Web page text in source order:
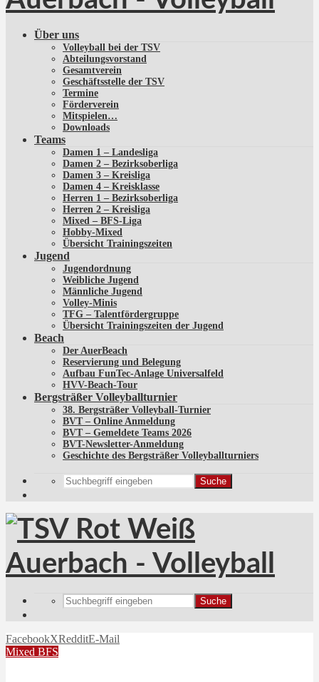
Über uns
Volleyball bei der TSV
Abteilungsvorstand
Gesamtverein
Geschäftsstelle der TSV
Termine
Förderverein
Mitspielen…
Downloads
Teams
Damen 1 – Landesliga
Damen 2 – Bezirksoberliga
Damen 3 – Kreisliga
Damen 4 – Kreisklasse
Herren 1 – Bezirksoberliga
Herren 2 – Kreisliga
Mixed – BFS-Liga
Hobby-Mixed
Übersicht Trainingszeiten
Jugend
Jugendordnung
Weibliche Jugend
Männliche Jugend
Volley-Minis
TFG – Talentfördergruppe
Übersicht Trainingszeiten der Jugend
Beach
Der AuerBeach
Reservierung und Belegung
Aufbau FunTec-Anlage Universalfeld
HVV-Beach-Tour
Bergsträßer Volleyballturnier
38. Bergsträßer Volleyball-Turnier
BVT – Online Anmeldung
BVT – Gemeldete Teams 2026
BVT-Newsletter-Anmeldung
Geschichte des Bergsträßer Volleyballturniers
Suche
Suche
FacebookXRedditE-Mail
Mixed BFS